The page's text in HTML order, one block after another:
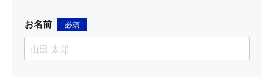
お名前 必須